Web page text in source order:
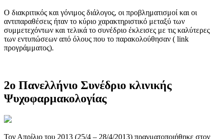
Ο διακριτικός και γόνιμος διάλογος, οι προβληματισμοί και οι
αντιπαραθέσεις ήταν το κύριο χαρακτηριστικό μεταξύ των
συμμετεχόντων και τελικά το συνέδριο έκλεισες με τις καλύτερες
των εντυπώσεων από όλους που το παρακολούθησαν ( link
προγράμματος).
2ο Πανελλήνιο Συνέδριο κλινικής
Ψυχοφαρμακολογίας
Τον Απρίλιο του 2013 (25/4 – 28/4/2013) πραγματοποιήθηκε στον